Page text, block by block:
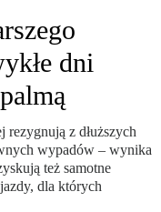
dni
rezygnują z dłuższych
wypadów – wynika
też samotne
dla których